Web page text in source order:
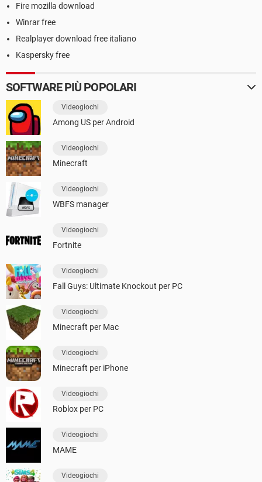
Fire mozilla download
Winrar free
Realplayer download free italiano
Kaspersky free
SOFTWARE PIÙ POPOLARI
Videogiochi
Among US per Android
Videogiochi
Minecraft
Videogiochi
WBFS manager
Videogiochi
Fortnite
Videogiochi
Fall Guys: Ultimate Knockout per PC
Videogiochi
Minecraft per Mac
Videogiochi
Minecraft per iPhone
Videogiochi
Roblox per PC
Videogiochi
MAME
Videogiochi